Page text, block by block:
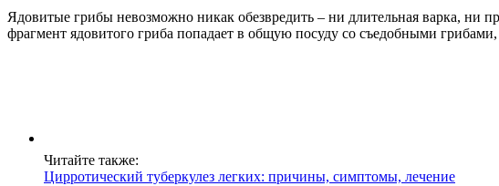
Ядовитые грибы невозможно никак обезвредить – ни длительная варка, ни
фрагмент ядовитого гриба попадает в общую посуду со съедобными грибами,
Читайте также:
Цирротический туберкулез легких: причины, симптомы, лечение